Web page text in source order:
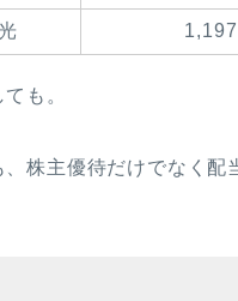
1,197
も。
株主優待だけでなく配